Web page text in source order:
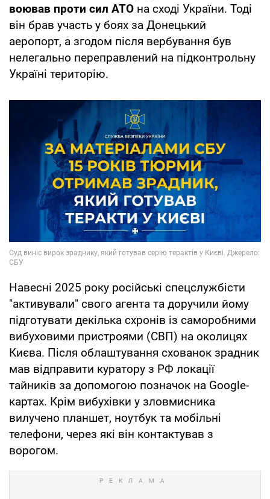
воював проти сил АТО на сході України. Тоді
він брав участь у боях за Донецький
аеропорт, а згодом після вербування був
нелегально переправлений на підконтрольну
Україні територію.
Навесні 2025 року російські спецслужбісти
"активували" свого агента та доручили йому
підготувати декілька схронів із саморобними
вибуховими пристроями (СВП) на околицях
Києва. Після облаштування схованок зрадник
мав відправити куратору з РФ локації
тайників за допомогою позначок на Google-
картах. Крім вибухівки у зловмисника
вилучено планшет, ноутбук та мобільні
телефони, через які він контактував з
ворогом.